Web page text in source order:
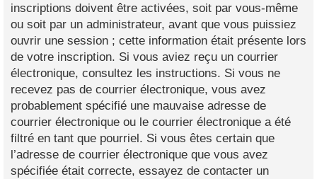
inscriptions doivent être activées, soit par vous-même
ou soit par un administrateur, avant que vous puissiez
ouvrir une session ; cette information était présente lors
de votre inscription. Si vous aviez reçu un courrier
électronique, consultez les instructions. Si vous ne
recevez pas de courrier électronique, vous avez
probablement spécifié une mauvaise adresse de
courrier électronique ou le courrier électronique a été
filtré en tant que pourriel. Si vous êtes certain que
l’adresse de courrier électronique que vous avez
spécifiée était correcte, essayez de contacter un